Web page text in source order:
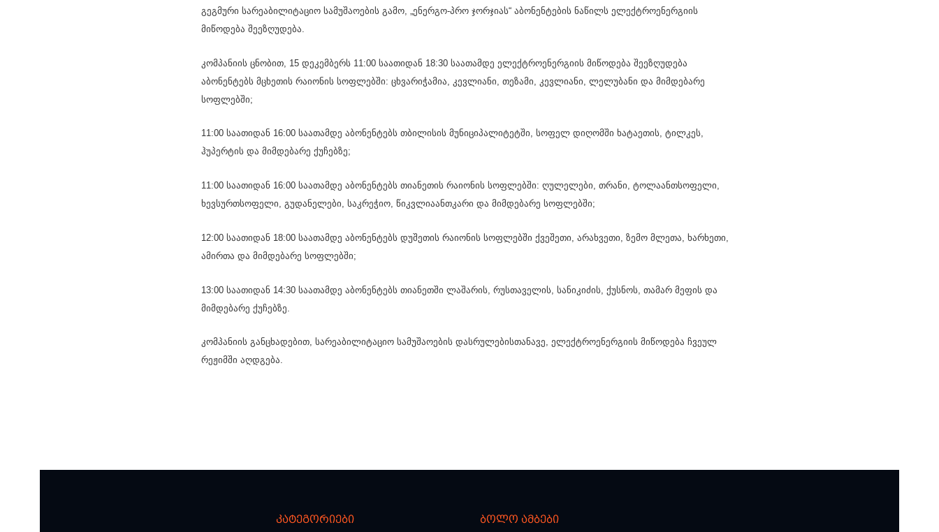
გეგმური სარეაბილიტაციო სამუშაოების გამო, „ენერგო-პრო ჯორჯიას“ აბონენტების ნაწილს ელექტროენერგიის
მიწოდება შეეზღუდება.
კომპანიის ცნობით, 15 დეკემბერს 11:00 საათიდან 18:30 საათამდე ელექტროენერგიის მიწოდება შეეზღუდება
აბონენტებს მცხეთის რაიონის სოფლებში: ცხვარიჭამია, კევლიანი, თეზამი, კევლიანი, ლელუბანი და მიმდებარე
სოფლებში;
11:00 საათიდან 16:00 საათამდე აბონენტებს თბილისის მუნიციპალიტეტში, სოფელ დიღომში ხატაეთის, ტილკეს,
ჰუპერტის და მიმდებარე ქუჩებზე;
11:00 საათიდან 16:00 საათამდე აბონენტებს თიანეთის რაიონის სოფლებში: ღულელები, თრანი, ტოლაანთსოფელი,
ხევსურთსოფელი, გუდანელები, საკრეჭიო, წიკვლიაანთკარი და მიმდებარე სოფლებში;
12:00 საათიდან 18:00 საათამდე აბონენტებს დუშეთის რაიონის სოფლებში ქვეშეთი, არახვეთი, ზემო მლეთა, ხარხეთი,
ამირთა და მიმდებარე სოფლებში;
13:00 საათიდან 14:30 საათამდე აბონენტებს თიანეთში ლაშარის, რუსთაველის, სანიკიძის, ქუსნოს, თამარ მეფის და
მიმდებარე ქუჩებზე.
კომპანიის განცხადებით, სარეაბილიტაციო სამუშაოების დასრულებისთანავე, ელექტროენერგიის მიწოდება ჩვეულ
რეჟიმში აღდგება.
კატეგორიები ბოლო ამბები